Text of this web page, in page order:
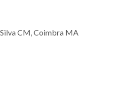
CM, Coimbra MA